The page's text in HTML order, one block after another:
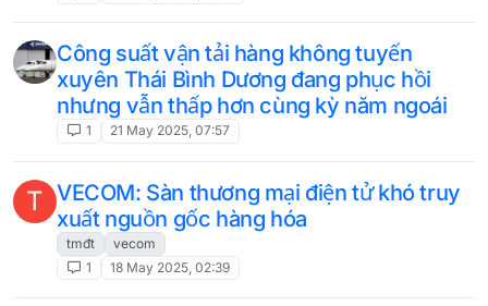
Công suất vận tải hàng không tuyến
xuyên Thái Bình Dương đang phục hồi
nhưng vẫn thấp hơn cùng kỳ năm ngoái
1 21 May 2025, 07:57
T VECOM: Sàn thương mại điện tử khó truy
xuất nguồn gốc hàng hóa
tmđt
vecom
1
18 May 2025, 02:39